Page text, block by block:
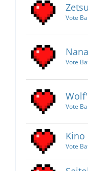
Vote
Vote
Vote
Kino
Vote